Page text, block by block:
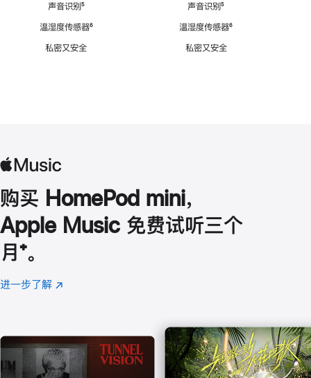
声音识别脚
⁵
温湿度传感器脚
⁶
私密又安全
声音识别脚
⁵
温湿度传感器脚
⁶
私密又安全
购买 HomePod mini，
Apple Music 免费试听三个
月 脚
注
⁺。
进一步了解 Apple
(在
口
中
打